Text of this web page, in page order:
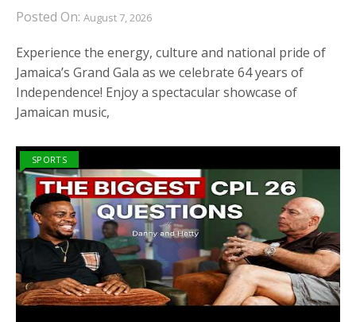
Posted On: August 7, 2026
Experience the energy, culture and national pride of
Jamaica’s Grand Gala as we celebrate 64 years of
Independence! Enjoy a spectacular showcase of
Jamaican music,
SPORTS